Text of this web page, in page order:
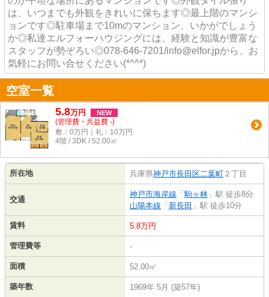
は、いつまでも外観をきれいに保ちます◎最上階のマンシ
ョンです◎駐車場まで10mのマンション、いかがでしょう
か◎私達エルフォーハウジングには、経験と知識が豊富な
スタッフが勢ぞろい◎078-646-7201/info@elfor.jpから、お
気軽にお問い合せください(*^^*)
空室一覧
5.8万円 NEW
(管理費・共益費 -)
敷：0万円｜礼：10万円
4階 / 3DK / 52.00㎡
所在地 兵庫県神戸市長田区二葉町 ２丁目
交通
神戸市海岸線 「駒ヶ林 」駅 徒歩8分
山陽本線 「新長田 」駅 徒歩10分
賃料 5.8万円
管理費等 -
面積 52.00㎡
築年数 1969年 5月 (築57年)